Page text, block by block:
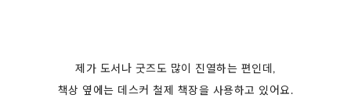
제가 도서나 굿즈도 많이 진열하는 편인데,
책상 옆에는 데스커 철제 책장을 사용하고 있어요.